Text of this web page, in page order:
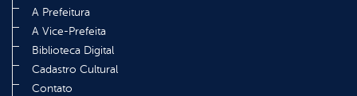
A Prefeitura
A Vice-Prefeita
Biblioteca Digital
Cadastro Cultural
Contato